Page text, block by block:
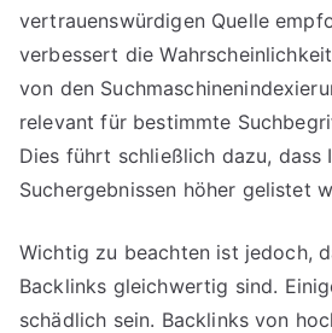
vertrauenswürdigen Quelle
verbessert die
von den
relevant für bestimmte
Dies führt schließlich dazu, dass
Suchergebnissen höher gelistet
Wichtig zu beachten ist jedoch,
Backlinks gleichwertig sind.
schädlich sein. Backlinks von